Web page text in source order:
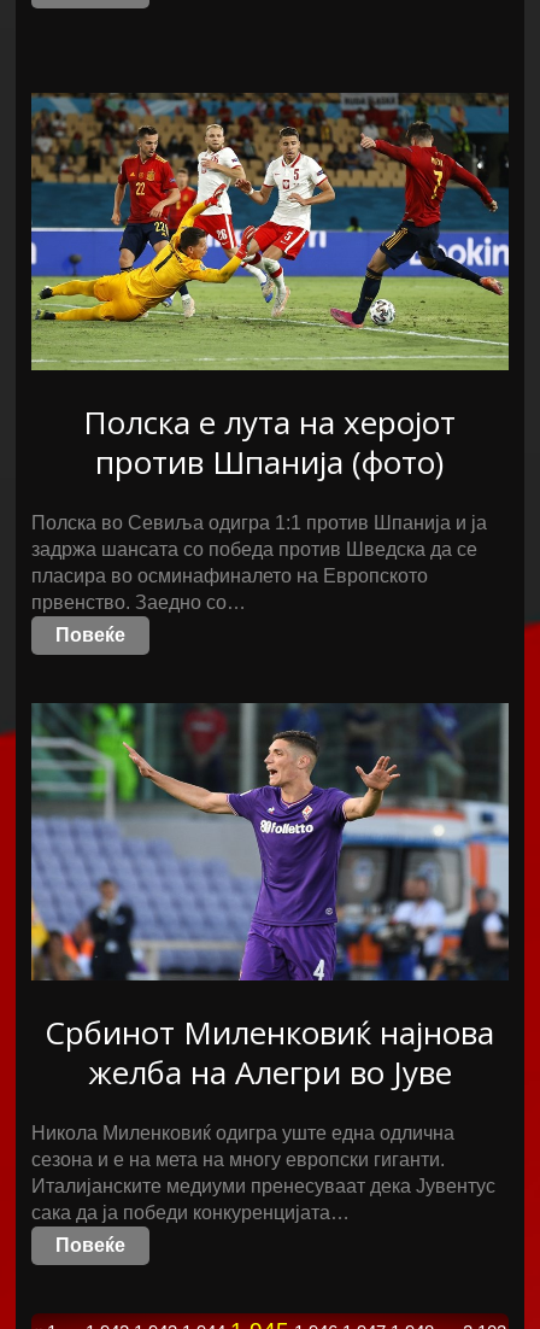
Полска е лута на херојот
против Шпанија (фото)
Полска во Севиља одигра 1:1 против Шпанија и ја
задржа шансата со победа против Шведска да се
пласира во осминафиналето на Европското
првенство. Заедно со…
Повеќе
Србинот Миленковиќ најнова
желба на Алегри во Јуве
Никола Миленковиќ одигра уште една одлична
сезона и е на мета на многу европски гиганти.
Италијанските медиуми пренесуваат дека Јувентус
сака да ја победи конкуренцијата…
Повеќе